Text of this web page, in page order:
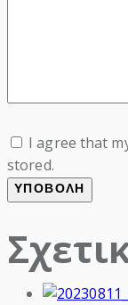
I agree that
stored.